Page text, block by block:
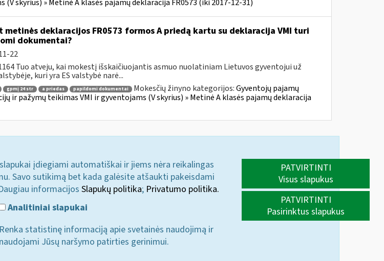
skyrius) » Metinė A klasės pajamų deklaracija FR0573 (iki 2017-12-31)
deklaracijos FR0573 formos A priedą kartu su deklaracija VMI turi
dokumentai?
22
Tuo atveju, kai mokestį išskaičiuojantis asmuo nuolatiniam Lietuvos gyventojui už
kuri yra ES valstybė narė...
gpmį 24 str a priedas papildomi dokumentai Mokesčių žinyno kategorijos:Gyventojų pajamų
ir pažymų teikimas VMI ir gyventojams (V skyrius) » Metinė A klasės pajamų deklaracija
įdiegiami automatiškai ir jiems nėra reikalingas
Savo sutikimą bet kada galėsite atšaukti pakeisdami
informacijos Slapukų politika; Privatumo politika.
Analitiniai slapukai
Renka statistinę informaciją apie svetainės naudojimą ir
naudojami Jūsų naršymo patirties gerinimui.
PATVIRTINTI
Visus slapukus
PATVIRTINTI
Pasirinktus slapukus